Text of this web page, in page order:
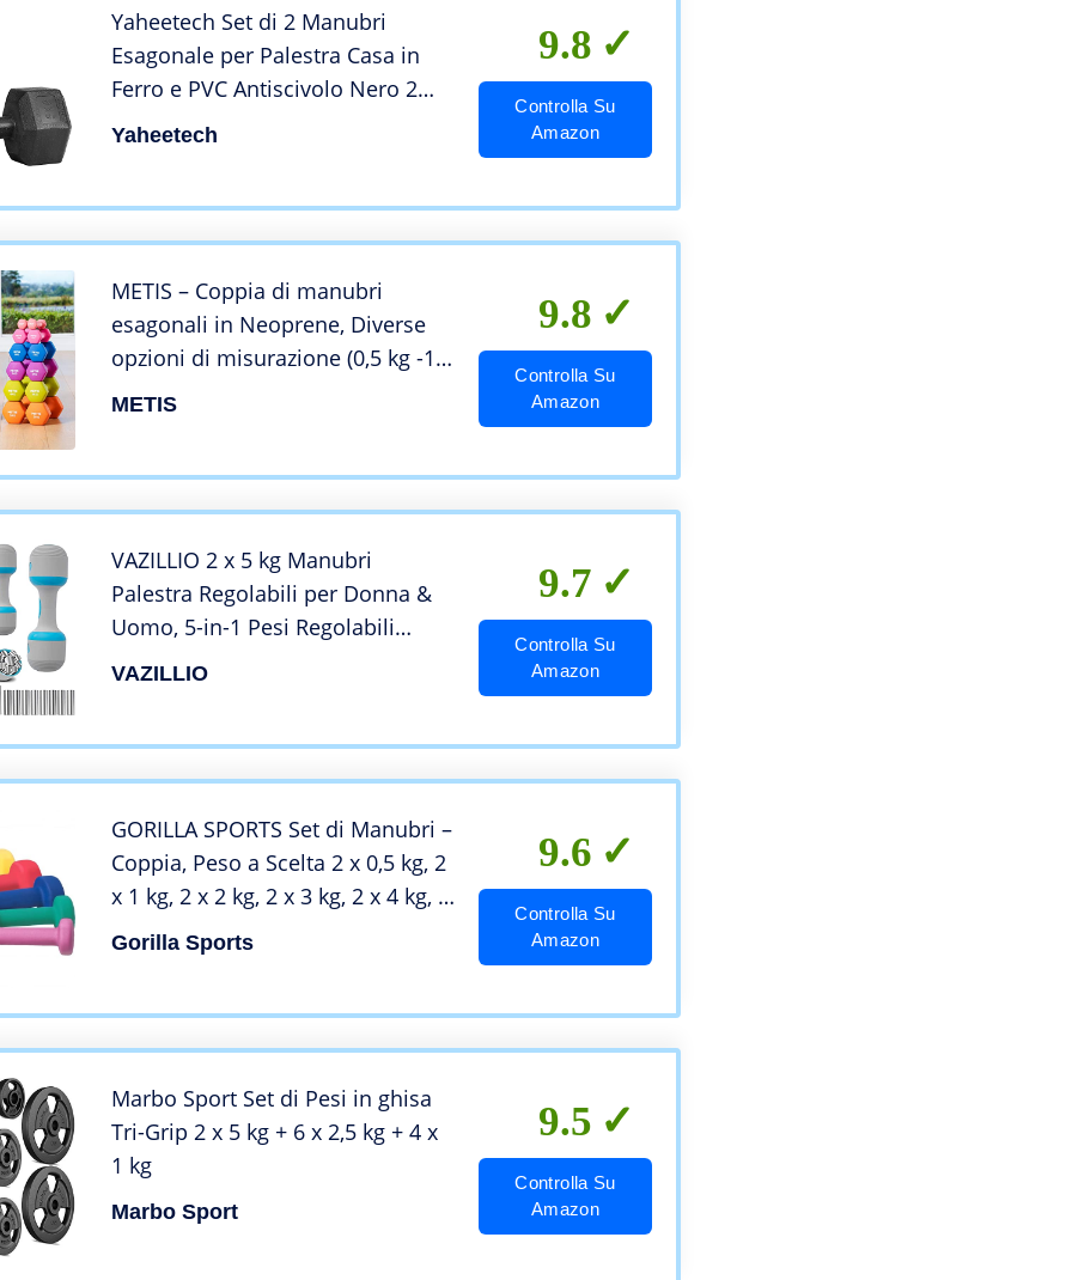
Yaheetech Set di 2 Manubri
Esagonale per Palestra Casa in
Ferro e PVC Antiscivolo Nero 2
Pezzi x 5 kg
Yaheetech
9.8
Controlla Su
Amazon
METIS – Coppia di manubri
esagonali in Neoprene, Diverse
opzioni di misurazione (0,5 kg -10
kg) 5kg
METIS
9.8
Controlla Su
Amazon
VAZILLIO 2 x 5 kg Manubri
Palestra Regolabili per Donna &
Uomo, 5-in-1 Pesi Regolabili
Impugnatura in Neoprene
VAZILLIO
9.7
Controlla Su
Amazon
GORILLA SPORTS Set di Manubri –
Coppia, Peso a Scelta 2 x 0,5 kg, 2
x 1 kg, 2 x 2 kg, 2 x 3 kg, 2 x 4 kg, 2
x 5 kg, Rivestimento in Vinile,
Antiscivolo – Manubri Palestra,
Gorilla Sports
9.6
Controlla Su
Amazon
Marbo Sport Set di Pesi in ghisa
Tri-Grip 2 x 5 kg + 6 x 2,5 kg + 4 x
1 kg
Marbo Sport
9.5
Controlla Su
Amazon